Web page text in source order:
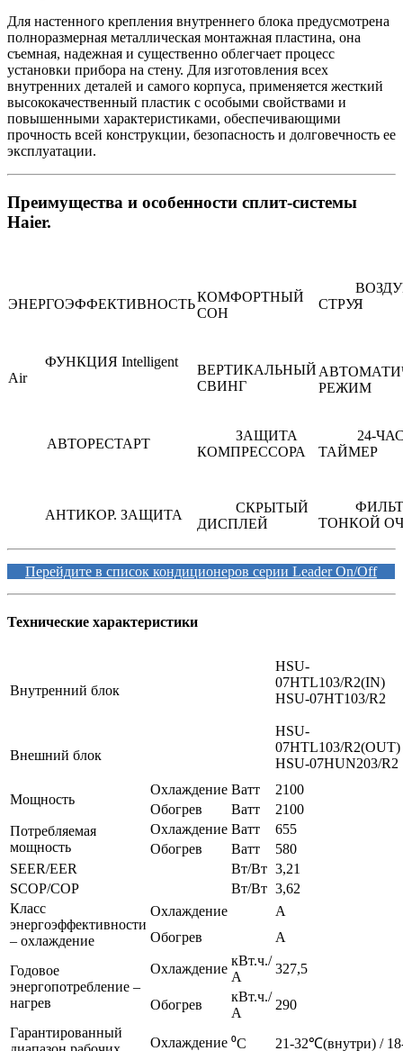
Для настенного крепления внутреннего блока предусмотрена
полноразмерная металлическая монтажная пластина, она
съемная, надежная и существенно облегчает процесс
установки прибора на стену. Для изготовления всех
внутренних деталей и самого корпуса, применяется жесткий
высококачественный пластик с особыми свойствами и
повышенными характеристиками, обеспечивающими
прочность всей конструкции, безопасность и долговечность ее
эксплуатации.
Преимущества и особенности сплит-системы
Haier.
ЭНЕРГОЭФФЕКТИВНОСТЬКОМФОРТНЫЙ
СОН
СТРУЯ
ФУНКЦИЯ Intelligent
Air
ВЕРТИКАЛЬНЫЙ
СВИНГ
РЕЖИМ
АВТОРЕСТАРТ
ЗАЩИТА
КОМПРЕССОРА
24-
ТАЙМЕР
АНТИКОР. ЗАЩИТА
СКРЫТЫЙ
ДИСПЛЕЙ
ТОНКОЙ
Перейдите в список кондиционеров серии Leader On/Off
Технические характеристики
Внутренний блок
HSU-
07HTL103/R2(IN)
HSU-07HT103/R2
Внешний блок
HSU-
07HTL103/R2(OUT)
HSU-07HUN203/R2
Мощность
Охлаждение Ватт
2100
Обогрев
Ватт
2100
Потребляемая
мощность
Охлаждение Ватт
655
Обогрев
Ватт
580
SEER/EER
Вт/Вт 3,21
SCOP/COP
Вт/Вт 3,62
Класс
энергоэффективности
– охлаждение
Охлаждение
A
Обогрев
A
Годовое
энергопотребление –
нагрев
Охлаждение
кВт.ч./
А
327,5
Обогрев
кВт.ч./
А
290
Гарантированный
Охлаждение ⁰C 21-32℃(внутри) /